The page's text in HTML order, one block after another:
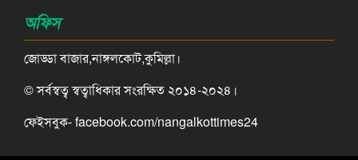
অফিস
জোড্ডা বাজার,নাঙ্গলকোট,কুমিল্লা।
© সর্বস্বত্ব স্বত্বাধিকার সংরক্ষিত ২০১৪-২০২৪।
ফেইসবুক- facebook.com/nangalkottimes24